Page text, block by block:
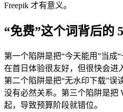
Freepik 才有意义。
“免费”这个词背后的
第一个陷阱是把“今天能用”当成
在首日体验很友好，但很快会进
第二个陷阱是把“无水印下载”误
没有必然关系。第三个陷阱是把
起，导致预算阶段就错位。